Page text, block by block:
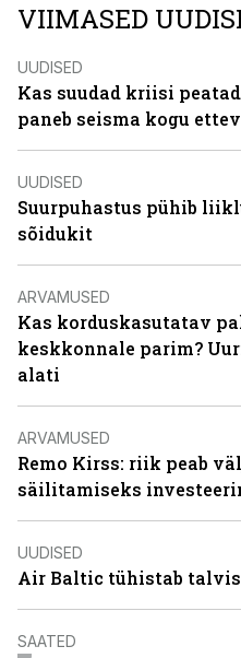
VIIMASED
UUDISED
Kas suudad kriisi
paneb seisma kogu
UUDISED
Suurpuhastus pühib
sõidukit
ARVAMUSED
Kas korduskasutatav
keskkonnale parim?
alati
ARVAMUSED
Remo Kirss: riik peab
säilitamiseks
UUDISED
Air Baltic tühistab
SAATED